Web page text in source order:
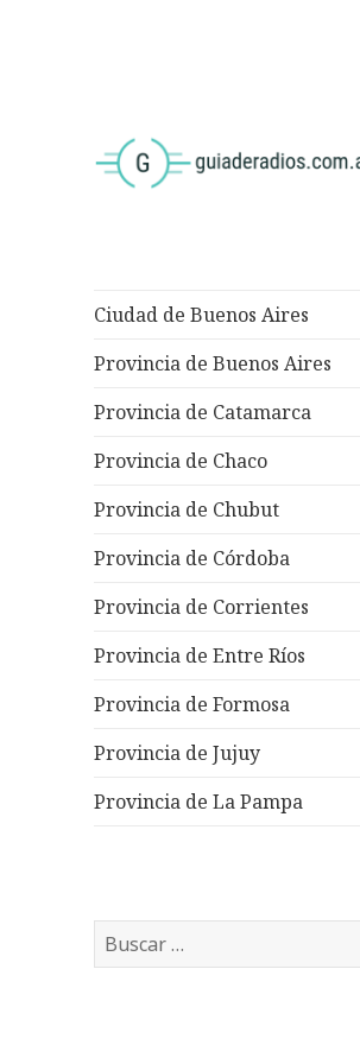
Ciudad de Buenos Aires
Provincia de Buenos Aires
Provincia de Catamarca
Provincia de Chaco
Provincia de Chubut
Provincia de Córdoba
Provincia de Corrientes
Provincia de Entre Ríos
Provincia de Formosa
Provincia de Jujuy
Provincia de La Pampa
Buscar: